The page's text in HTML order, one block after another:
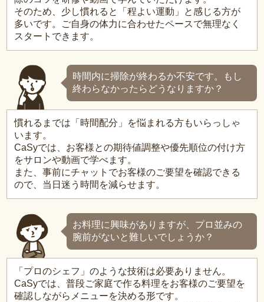
そのため、少し慣れると「程よい運動」と感じる方が
多いです。ご自身の体力に合わせたペースで無理なく
スタートできます。
時間内に掃除が終わるか不安です。もし
終わらなかったらどうなりますか？
慣れるまでは「時間配分」を悩まれる方もいらっしゃ
います。
CaSyでは、お客様との期待値調整や優先順位の付け方
をサロンや動画で学べます。
また、事前にチャットでお客様のご要望を確認できる
ので、当日迷う時間を減らせます。
お料理に興味がありますが、プロ並みの
腕前がないと難しいでしょうか？
「プロのシェフ」のような技術は必要ありません。
CaSyでは、普段ご家庭で作る料理をお客様のご要望を
確認しながらメニューを決める形です。